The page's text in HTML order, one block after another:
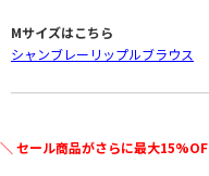
Mサイズはこちら
シャンブレーリップルブラウス
＼ セール商品がさらに最大